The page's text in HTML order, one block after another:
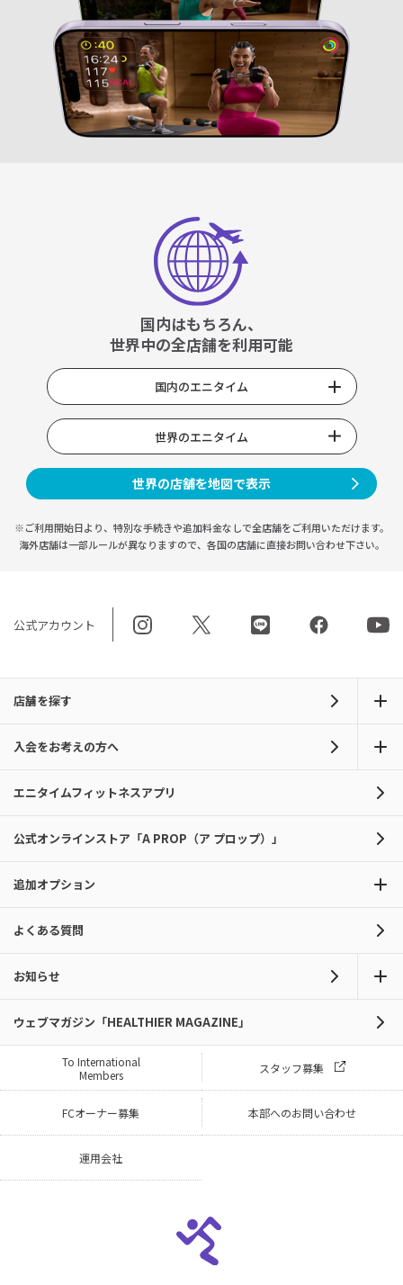
国内はもちろん、
世界中の全店舗を利用可能
国内のエニタイム
世界のエニタイム
世界の店舗を地図で表示
※ご利用開始日より、特別な手続きや追加料金なしで全店舗をご利用いただけます。
海外店舗は一部ルールが異なりますので、 各国の店舗に直接お問い合わせ下さい。
公式アカウント
店舗を探す
入会をお考えの方へ
エニタイムフィットネスアプリ
公式オンラインストア「A PROP（ア プロップ）」
追加オプション
よくある質問
お知らせ
ウェブマガジン「HEALTHIER MAGAZINE」
To International
Members
スタッフ募集
FCオーナー募集 本部へのお問い合わせ
運用会社